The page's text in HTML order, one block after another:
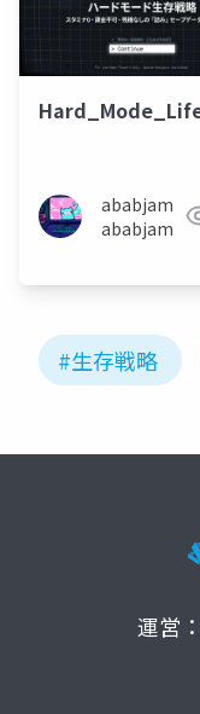
ababjam
ababjam
#生存戦略
運営